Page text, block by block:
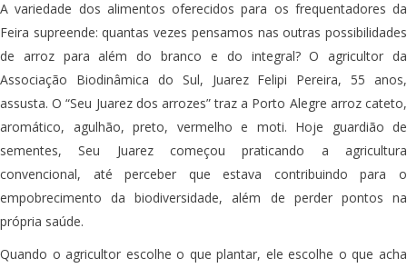
A variedade dos alimentos oferecidos para os frequentadores da
Feira supreende: quantas vezes pensamos nas outras possibilidades
de arroz para além do branco e do integral? O agricultor da
Associação Biodinâmica do Sul, Juarez Felipi Pereira, 55 anos,
assusta. O “Seu Juarez dos arrozes” traz a Porto Alegre arroz cateto,
aromático, agulhão, preto, vermelho e moti. Hoje guardião de
sementes, Seu Juarez começou praticando a agricultura
convencional, até perceber que estava contribuindo para o
empobrecimento da biodiversidade, além de perder pontos na
própria saúde.
Quando o agricultor escolhe o que plantar, ele escolhe o que acha